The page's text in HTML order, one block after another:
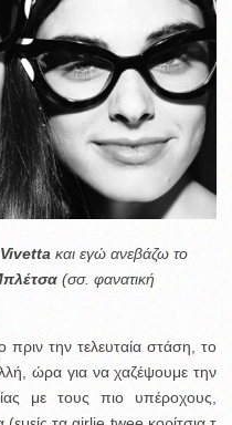
Vivetta και εγώ ανεβάζω το
(σσ. φανατική
πριν την τελευταία στάση, το
ώρα για να χαζέψουμε την
με τους πιο υπέροχους,